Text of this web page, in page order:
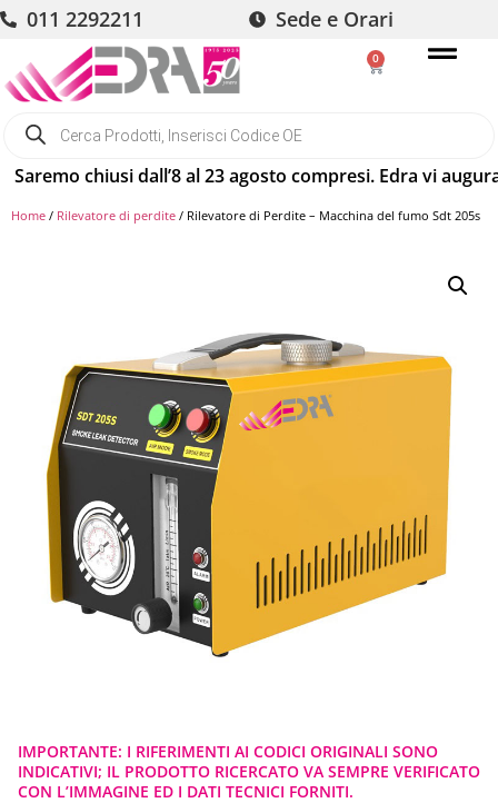
011 2292211 Sede e Orari
0
chiusi dall’8 al 23 agosto compresi. Edra vi augura
Home / Rilevatore di perdite / Rilevatore di Perdite – Macchina del fumo Sdt 205s
IMPORTANTE: I RIFERIMENTI AI CODICI ORIGINALI SONO
INDICATIVI; IL PRODOTTO RICERCATO VA SEMPRE VERIFICATO
CON L’IMMAGINE ED I DATI TECNICI FORNITI.